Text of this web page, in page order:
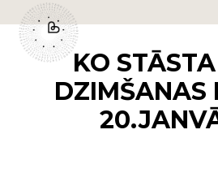
KO
DZIMŠANAS